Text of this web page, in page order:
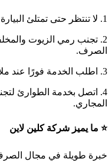
1. لا تنتظر حتى تمتلئ البيارة بالكامل، بل قم بجدولة تنظيف دوري.
2. تجنب رمي الزيوت
الصرف.
3. اطلب الخدمة فورًا عند ملاحظة بطء في تصريف المياه.
4. اتصل بخدمة الطوارئ
المجاري.
⭐ ما يميز شركة كلين لاين
خبرة طويلة في مجال